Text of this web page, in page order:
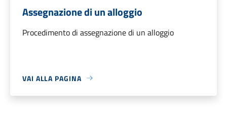
Assegnazione di un alloggio
Procedimento di assegnazione di un alloggio
VAI ALLA PAGINA